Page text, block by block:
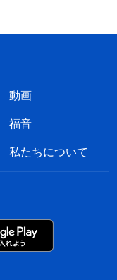
動画
福音
私たちについて